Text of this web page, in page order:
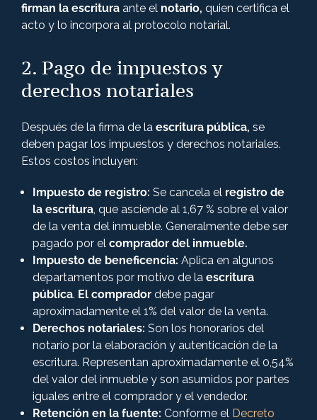
firman la escritura ante el notario, quien certifica el
acto y lo incorpora al protocolo notarial.
2. Pago de impuestos y
derechos notariales
Después de la firma de la escritura pública, se
deben pagar los impuestos y derechos notariales.
Estos costos incluyen:
Impuesto de registro: Se cancela el registro de
la escritura, que asciende al 1,67 % sobre el valor
de la venta del inmueble. Generalmente debe ser
pagado por el comprador del inmueble.
Impuesto de beneficencia: Aplica en algunos
departamentos por motivo de la escritura
pública. El comprador debe pagar
aproximadamente el 1% del valor de la venta.
Derechos notariales: Son los honorarios del
notario por la elaboración y autenticación de la
escritura. Representan aproximadamente el 0,54%
del valor del inmueble y son asumidos por partes
iguales entre el comprador y el vendedor.
Retención en la fuente: Conforme el Decreto